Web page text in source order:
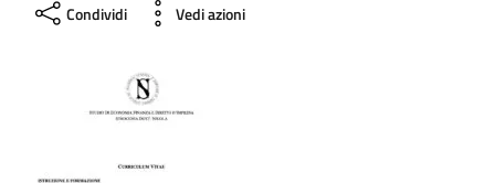
Condividi Vedi azioni